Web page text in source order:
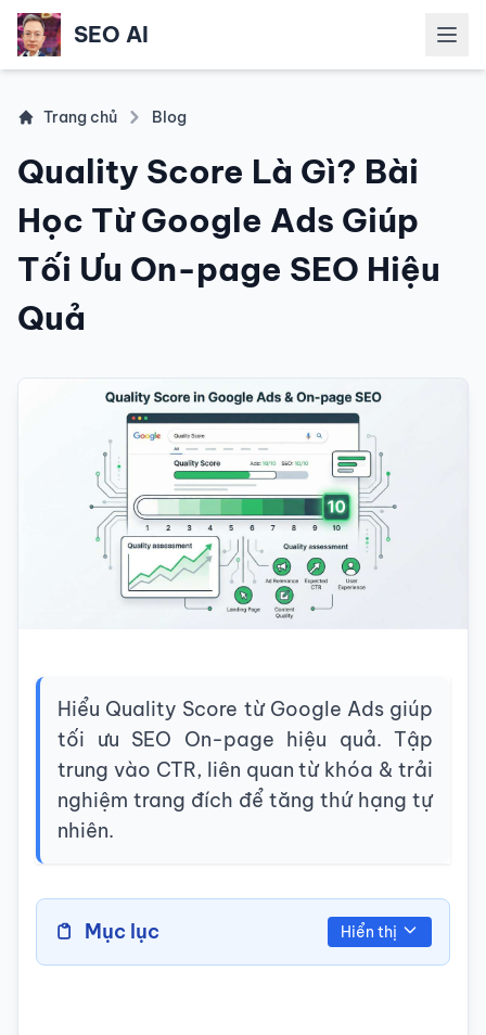
SEO AI Mở
Trang chủ Blog
Quality Score Là Gì? Bài
Học Từ Google Ads Giúp
Tối Ưu On-page SEO Hiệu
Quả
Hiểu Quality Score từ Google Ads giúp
tối ưu SEO On-page hiệu quả. Tập
trung vào CTR, liên quan từ khóa & trải
nghiệm trang đích để tăng thứ hạng tự
nhiên.
Mục lục Hiển thị